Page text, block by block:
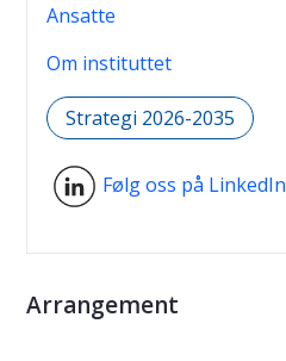
Ansatte
Om instituttet
Strategi 2026-2035
Følg oss på LinkedIn
Arrangement